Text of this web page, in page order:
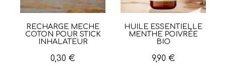
Aperçu rapide
RECHARGE MÈCHE
COTON POUR STICK
INHALATEUR
0,30 €
Aperçu rapide
HUILE ESSENTIELLE
MENTHE POIVRÉE
BIO
9,90 €